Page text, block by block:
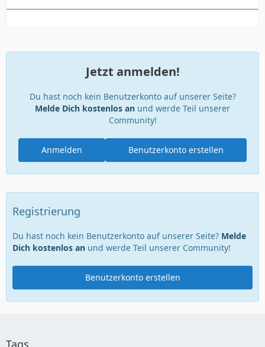
Jetzt anmelden!
Du hast noch kein Benutzerkonto auf unserer Seite?
Melde Dich kostenlos an und werde Teil unserer
Community!
Benutzerkonto erstellen
Anmelden
Registrierung
Du hast noch kein Benutzerkonto auf unserer Seite? Melde
Dich kostenlos an und werde Teil unserer Community!
Benutzerkonto erstellen